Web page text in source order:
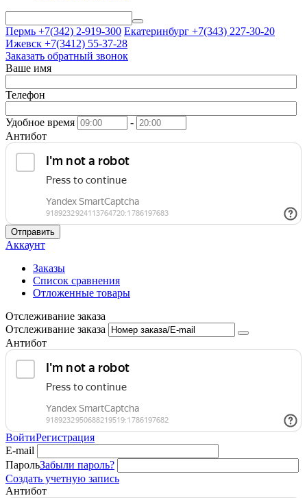
Пермь +7(342) 2-919-300 Екатеринбург +7(343) 227-30-20
Ижевск +7(3412) 55-37-28
Заказать обратный звонок
Ваше имя
Телефон
Удобное время
-
Антибот
Отправить
Аккаунт
Заказы
Список сравнения
Отложенные товары
Отслеживание заказа
Отслеживание заказа
Антибот
ВойтиРегистрация
E-mail
ПарольЗабыли пароль?
Создать учетную запись
Антибот